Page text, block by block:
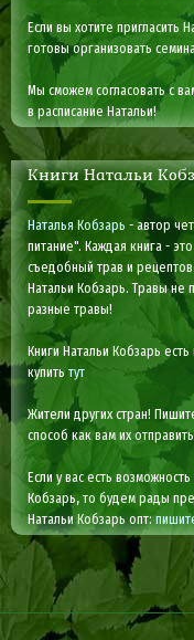
Если вы хотите пригласить
готовы организовать
Мы сможем согласовать с
в расписание Натальи!
Книги Натальи
Наталья Кобзарь - автор
питание". Каждая книга -
съедобный трав и
Натальи Кобзарь. Травы не
разные травы!
Книги Натальи Кобзарь
купитьтут
Жители других стран!
способ как вам их
Если у вас есть
Кобзарь, то будем рады
Натальи Кобзарь опт: